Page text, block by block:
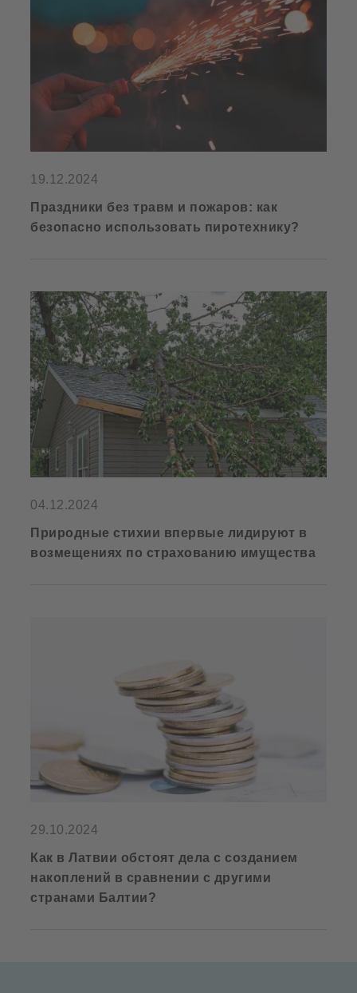
19.12.2024
Праздники без травм и пожаров: как
безопасно использовать пиротехнику?
04.12.2024
Природные стихии впервые лидируют в
возмещениях по страхованию имущества
29.10.2024
Как в Латвии обстоят дела с созданием
накоплений в сравнении с другими
странами Балтии?